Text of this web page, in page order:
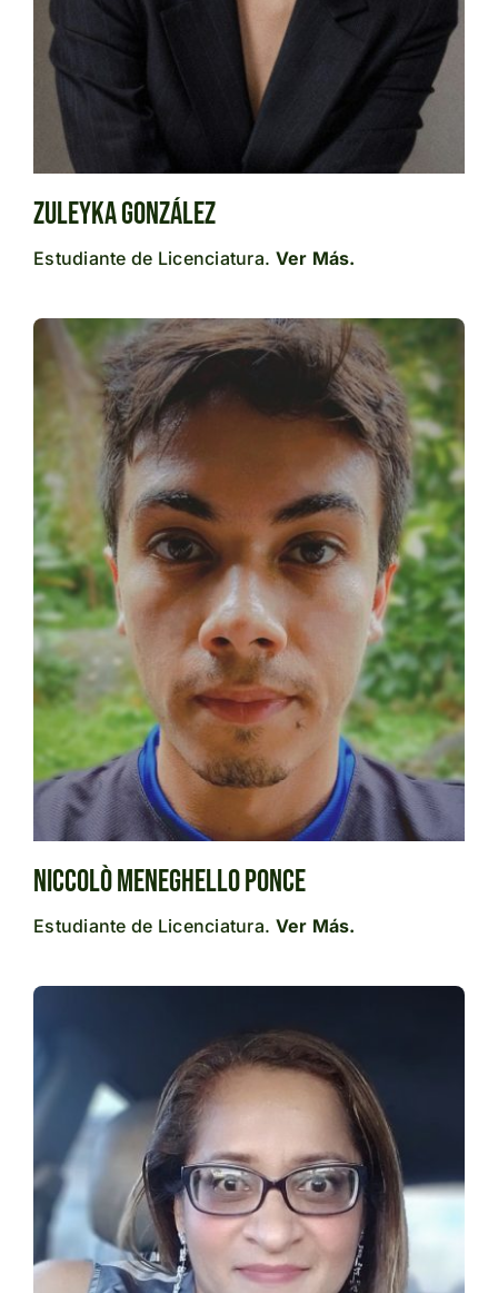
Zuleyka González
Estudiante de Licenciatura. Ver Más.
Niccolò Meneghello Ponce
Estudiante de Licenciatura. Ver Más.